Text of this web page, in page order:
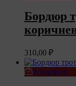
Бордюр
310,00 ₽
В корзину